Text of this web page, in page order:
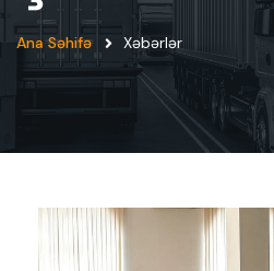
Ana Səhifə Xəbərlər